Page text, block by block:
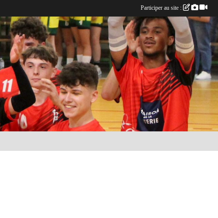
Participer au site :